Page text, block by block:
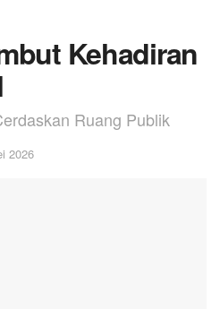
Kehadiran
Ruang Publik
2026